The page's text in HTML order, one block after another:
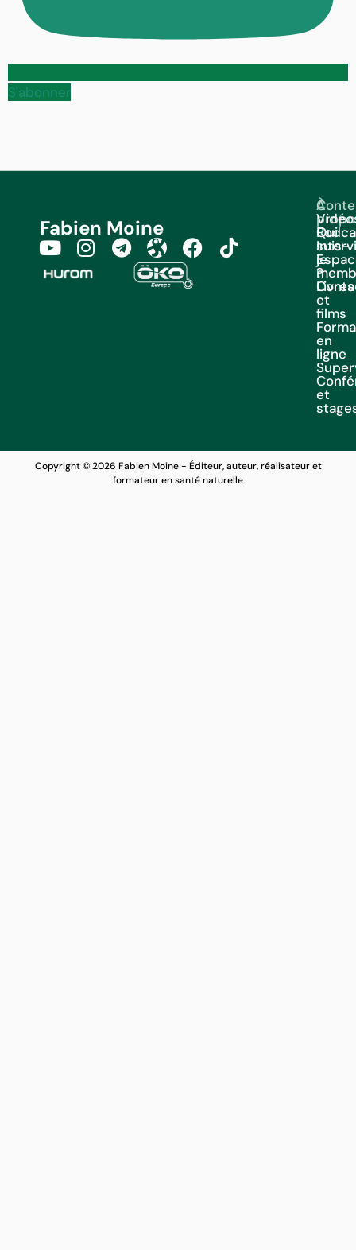
S'abonner
Fabien Moine
À
Qui
suis-
je
?
Livres
et
films
en
ligne
et
Copyright © 2026 Fabien Moine - Éditeur, auteur, réalisateur et
formateur en santé naturelle